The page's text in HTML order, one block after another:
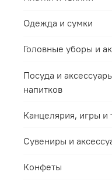
Одежда и сумки
Головные уборы и
Посуда и
напитков
Канцелярия, игры и
Сувениры и
Конфеты